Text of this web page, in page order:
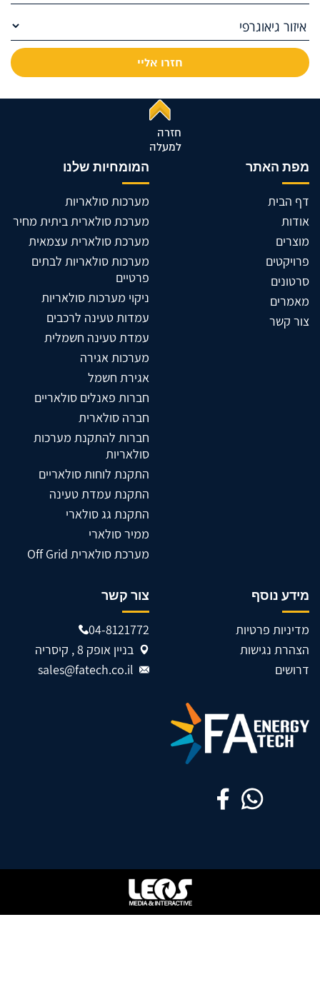
חזרה
למעלה
מפת האתר
דף הבית
אודות
מוצרים
פרויקטים
סרטונים
מאמרים
צור קשר
המומחיות שלנו
מערכות סולאריות
מערכת סולארית ביתית מחיר
מערכת סולארית עצמאית
מערכות סולאריות לבתים
פרטיים
ניקוי מערכות סולאריות
עמדות טעינה לרכבים
עמדת טעינה חשמלית
מערכות אגירה
אגירת חשמל
חברות פאנלים סולאריים
חברה סולארית
חברות להתקנת מערכות
סולאריות
התקנת לוחות סולאריים
התקנת עמדת טעינה
התקנת גג סולארי
ממיר סולארי
מערכת סולארית Off Grid
מידע נוסף
מדיניות פרטיות
הצהרת נגישות
דרושים
צור קשר
04-8121772
בניין אופק 8 , קיסריה
sales@fatech.co.il